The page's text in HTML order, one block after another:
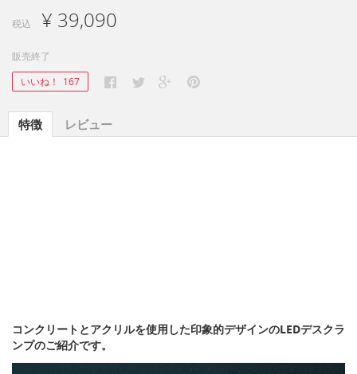
税込 ¥ 39,090
販売終了
いいね！
167
特徴 レビュー
コンクリートとアクリルを使用した印象的デザインのLEDデスクラ
ンプのご紹介です。